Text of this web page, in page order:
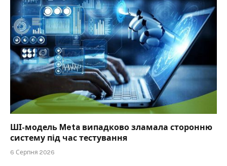
ШІ-модель Meta випадково зламала сторонню
систему під час тестування
6 Серпня 2026